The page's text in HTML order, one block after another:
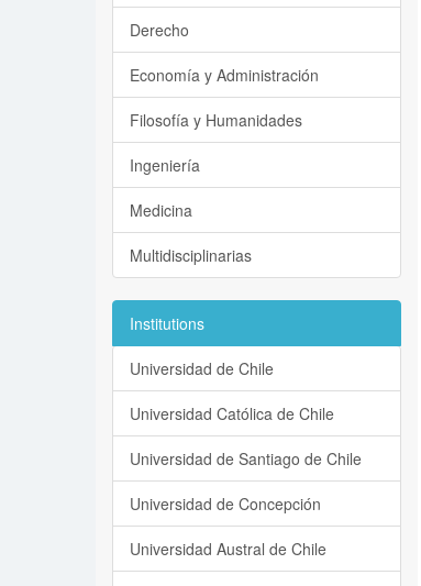
Derecho
Economía y Administración
Filosofía y Humanidades
Ingeniería
Medicina
Multidisciplinarias
Institutions
Universidad de Chile
Universidad Católica de Chile
Universidad de Santiago de Chile
Universidad de Concepción
Universidad Austral de Chile